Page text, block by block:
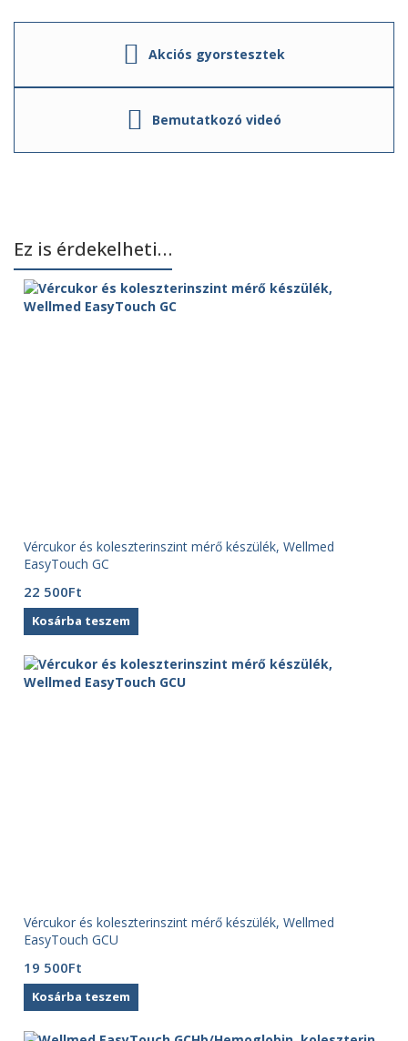
Akciós gyorstesztek
Bemutatkozó videó
Ez is érdekelheti…
Vércukor és koleszterinszint mérő készülék, Wellmed
EasyTouch GC
22 500Ft
Kosárba teszem
Vércukor és koleszterinszint mérő készülék, Wellmed
EasyTouch GCU
19 500Ft
Kosárba teszem